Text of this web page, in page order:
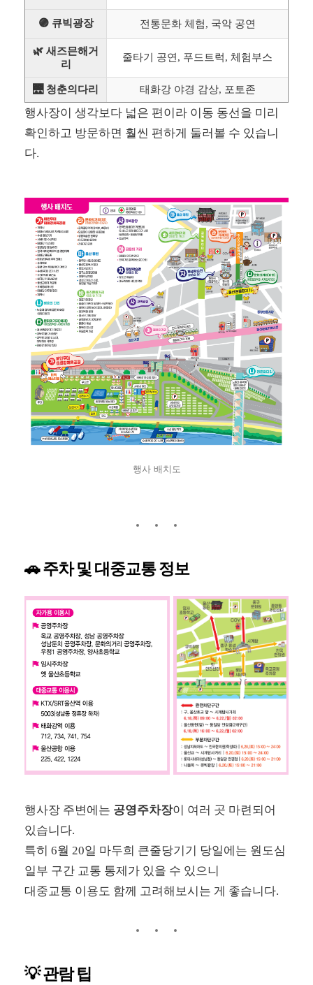
🟣 큐빅광장 전통문화 체험, 국악 공연
🌿 새즈믄해거
리
줄타기 공연, 푸드트럭, 체험부스
🌉 청춘의다리 태화강 야경 감상, 포토존
행사장이 생각보다 넓은 편이라 이동 동선을 미리
확인하고 방문하면 훨씬 편하게 둘러볼 수 있습니
다.
행사 배치도
🚗 주차 및 대중교통 정보
행사장 주변에는 공영주차장이 여러 곳 마련되어
있습니다.
특히 6월 20일 마두희 큰줄당기기 당일에는 원도심
일부 구간 교통 통제가 있을 수 있으니
대중교통 이용도 함께 고려해보시는 게 좋습니다.
💡 관람 팁